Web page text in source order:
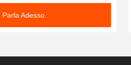
Parla Adesso.